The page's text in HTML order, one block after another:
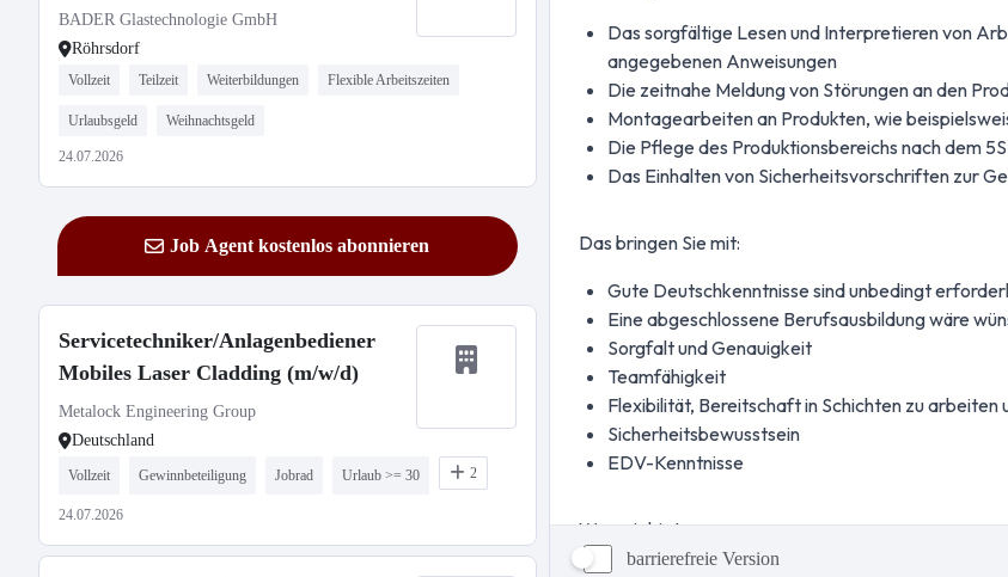
BADER Glastechnologie GmbH
Röhrsdorf
Vollzeit Teilzeit Weiterbildungen Flexible Arbeitszeiten
Urlaubsgeld Weihnachtsgeld
24.07.2026
Job Agent kostenlos abonnieren
Servicetechniker/Anlagenbediener
Mobiles Laser Cladding (m/w/d)
Metalock Engineering Group
Deutschland
Vollzeit Gewinnbeteiligung Jobrad Urlaub >= 30 2
24.07.2026
barrierefreie Version